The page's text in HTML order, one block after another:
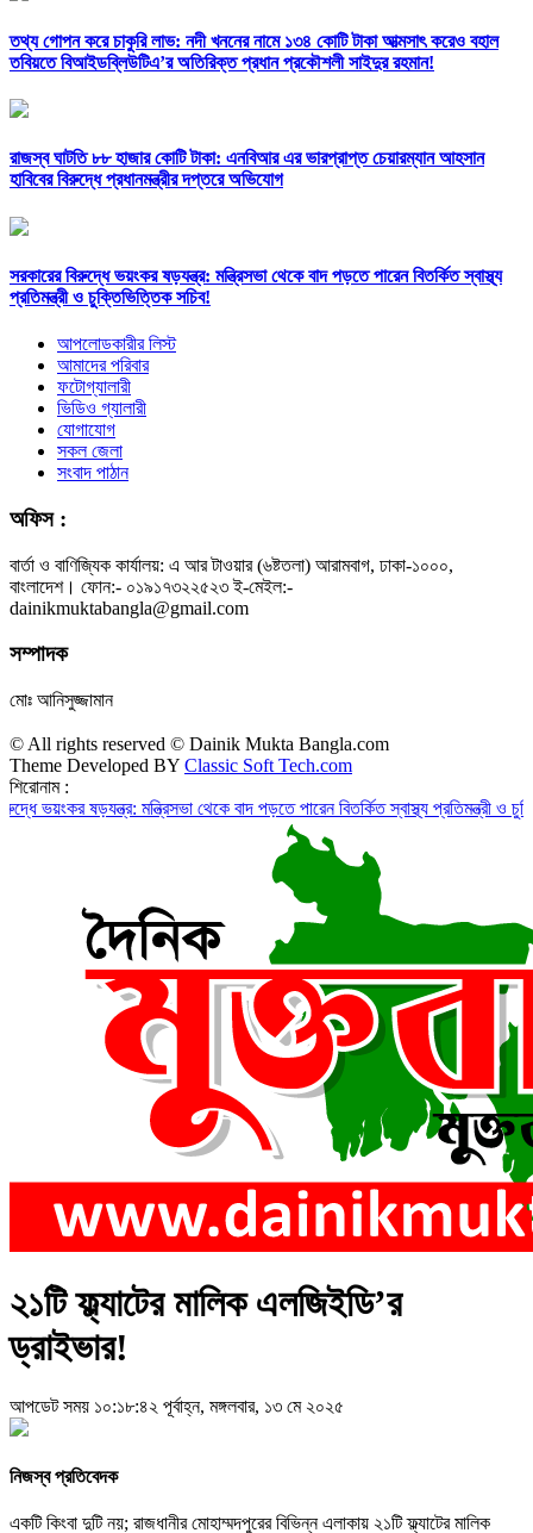
তথ্য গোপন করে চাকুরি লাভ: নদী খননের নামে ১৩৪ কোটি টাকা আত্মসাৎ করেও বহাল
তবিয়তে বিআইডব্লিউটিএ’র অতিরিক্ত প্রধান প্রকৌশলী সাইদুর রহমান!
রাজস্ব ঘাটতি ৮৮ হাজার কোটি টাকা: এনবিআর এর ভারপ্রাপ্ত চেয়ারম্যান আহসান
হাবিবের বিরুদ্ধে প্রধানমন্ত্রীর দপ্তরে অভিযোগ
সরকারের বিরুদ্ধে ভয়ংকর ষড়যন্ত্র: মন্ত্রিসভা থেকে বাদ পড়তে পারেন বিতর্কিত স্বাস্থ্য
প্রতিমন্ত্রী ও চুক্তিভিত্তিক সচিব!
আপলোডকারীর লিস্ট
আমাদের পরিবার
ফটোগ্যালারী
ভিডিও গ্যালারী
যোগাযোগ
সকল জেলা
সংবাদ পাঠান
অফিস :
বার্তা ও বাণিজ্যিক কার্যালয়: এ আর টাওয়ার (৬ষ্টতলা) আরামবাগ, ঢাকা-১০০০,
বাংলাদেশ। ফোন:- ০১৯১৭৩২২৫২৩ ই-মেইল:-
dainikmuktabangla@gmail.com
সম্পাদক
মোঃ আনিসুজ্জামান
© All rights reserved © Dainik Mukta Bangla.com
Theme Developed BY Classic Soft Tech.com
শিরোনাম :
ষড়যন্ত্র: মন্ত্রিসভা থেকে বাদ পড়তে পারেন বিতর্কিত স্বাস্থ্য প্রতিমন্ত্রী ও
২১টি ফ্ল্যাটের মালিক এলজিইডি’র
ড্রাইভার!
আপডেট সময় ১০:১৮:৪২ পূর্বাহ্ন, মঙ্গলবার, ১৩ মে ২০২৫
নিজস্ব প্রতিবেদক
একটি কিংবা দুটি নয়; রাজধানীর মোহাম্মদপুরের বিভিন্ন এলাকায় ২১টি ফ্ল্যাটের মালিক